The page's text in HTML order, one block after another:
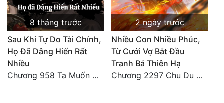
8 tháng trước
Sau Khi Tự Do Tài Chính,
Họ Đã Dâng Hiến Rất
Nhiều
Chương 958 Ta Muốn Cùng Các Cô Vĩnh Viễn Ở Bên Nhau (2) Hết
2 ngày trước
Nhiều Con Nhiều Phúc,
Từ Cưới Vợ Bắt Đầu
Tranh Bá Thiên Hạ
Chương 2297 Chu Du Du mang thai